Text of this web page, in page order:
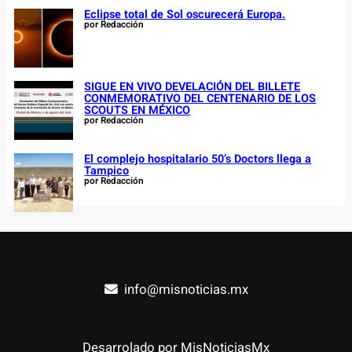
Eclipse total de Sol oscurecerá Europa.
por Redacción
SIGUE EN VIVO DEVELACIÓN DEL BILLETE
CONMEMORATIVO DEL CENTENARIO DE LOS
SCOUTS EN MÉXICO
por Redacción
El complejo hospitalario 50’s Doctors llega a
Tampico
por Redacción
info@misnoticias.mx
Desarrolado por MisNoticiasMx